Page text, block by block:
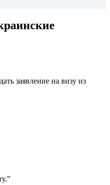
заявление на визу из
”